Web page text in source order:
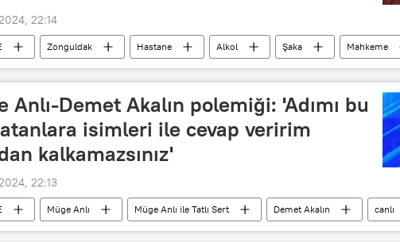
22:14
Zonguldak Hastane Alkol Şaka Mahkeme
Anlı-Demet Akalın polemiği: 'Adımı bu
isimleri ile cevap veririm
kalkamazsınız'
22:13
Müge Anlı Müge Anlı ile Tatlı Sert Demet Akalın
canlı
Narin Güran Diyarbakır Cinayet
Televizyon